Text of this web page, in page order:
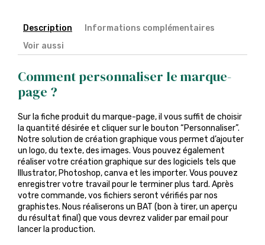
Description
Informations complémentaires
Voir aussi
Comment personnaliser le marque-
page ?
Sur la fiche produit du marque-page, il vous suffit de choisir
la quantité désirée et cliquer sur le bouton “Personnaliser”.
Notre solution de création graphique vous permet d’ajouter
un logo, du texte, des images. Vous pouvez également
réaliser votre création graphique sur des logiciels tels que
Illustrator, Photoshop, canva et les importer. Vous pouvez
enregistrer votre travail pour le terminer plus tard. Après
votre commande, vos fichiers seront vérifiés par nos
graphistes. Nous réaliserons un BAT (bon à tirer, un aperçu
du résultat final) que vous devrez valider par email pour
lancer la production.